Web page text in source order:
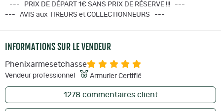
--- PRIX DE DÉPART 1€ SANS PRIX DE RÉSERVE !!! ---
--- AVIS aux TIREURS et COLLECTIONNEURS ---
INFORMATIONS SUR LE VENDEUR
Phenixarmesetchasse
Vendeur professionnel Armurier Certifié
1278commentaires client